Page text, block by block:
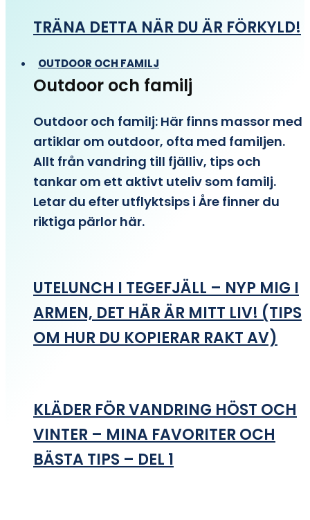
TRÄNA DETTA NÄR DU ÄR FÖRKYLD!
OUTDOOR OCH FAMILJ
Outdoor och familj
Outdoor och familj: Här finns massor med
artiklar om outdoor, ofta med familjen.
Allt från vandring till fjälliv, tips och
tankar om ett aktivt uteliv som familj.
Letar du efter utflyktsips i Åre finner du
riktiga pärlor här.
UTELUNCH I TEGEFJÄLL – NYP MIG I
ARMEN, DET HÄR ÄR MITT LIV! (TIPS
OM HUR DU KOPIERAR RAKT AV)
KLÄDER FÖR VANDRING HÖST OCH
VINTER – MINA FAVORITER OCH
BÄSTA TIPS – DEL 1